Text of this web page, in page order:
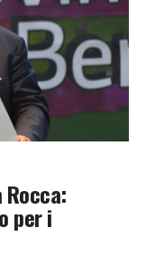
per i